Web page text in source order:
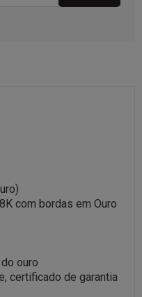
com bordas em Ouro
ouro
certificado de garantia